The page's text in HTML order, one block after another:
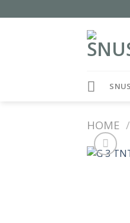
to
SNUS
HOME /